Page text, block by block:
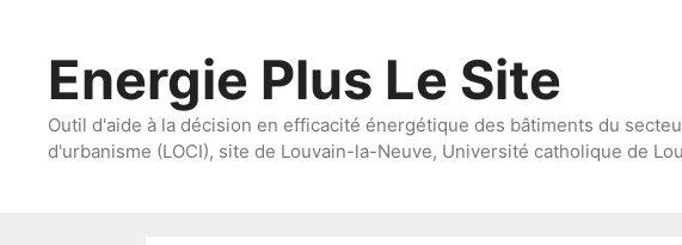
contenuEnergie Plus Le Site
Outil d'aide à la décision en efficacité énergétique des bâtiments du
d'urbanisme (LOCI), site de Louvain-la-Neuve, Université catholique de